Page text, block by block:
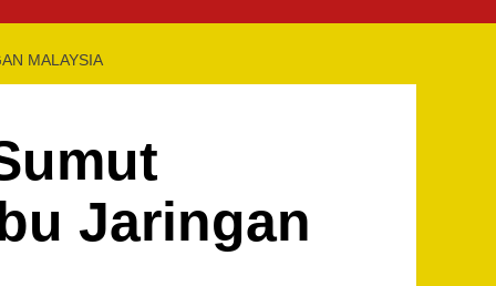
MALAYSIA
Jaringan